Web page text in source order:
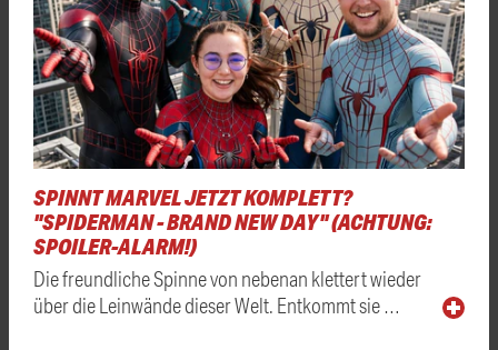
SPINNT MARVEL JETZT KOMPLETT?
"SPIDERMAN - BRAND NEW DAY" (ACHTUNG:
SPOILER-ALARM!)
Die freundliche Spinne von nebenan klettert wieder
über die Leinwände dieser Welt. Entkommt sie …